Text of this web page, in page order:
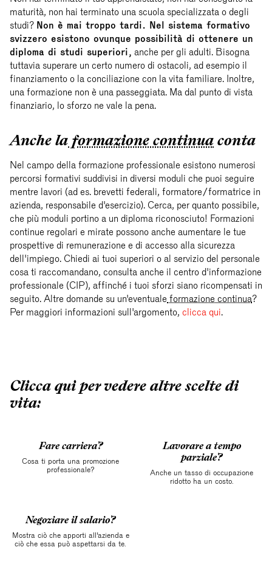
maturità, non hai terminato una scuola specializzata o degli
studi? Non è mai troppo tardi. Nel sistema formativo
svizzero esistono ovunque possibilità di ottenere un
diploma di studi superiori, anche per gli adulti. Bisogna
tuttavia superare un certo numero di ostacoli, ad esempio il
finanziamento o la conciliazione con la vita familiare. Inoltre,
una formazione non è una passeggiata. Ma dal punto di vista
finanziario, lo sforzo ne vale la pena.
Anche la formazione continua conta
Nel campo della formazione professionale esistono numerosi
percorsi formativi suddivisi in diversi moduli che puoi seguire
mentre lavori (ad es. brevetti federali, formatore/formatrice in
azienda, responsabile d'esercizio). Cerca, per quanto possibile,
che più moduli portino a un diploma riconosciuto! Formazioni
continue regolari e mirate possono anche aumentare le tue
prospettive di remunerazione e di accesso alla sicurezza
dell'impiego. Chiedi ai tuoi superiori o al servizio del personale
cosa ti raccomandano, consulta anche il centro d'informazione
professionale (CIP), affinché i tuoi sforzi siano ricompensati in
seguito. Altre domande su un'eventuale formazione continua?
Per maggiori informazioni sull'argomento, clicca qui.
Clicca qui per vedere altre scelte di
vita:
Fare carriera?
Cosa ti porta una promozione
professionale?
Lavorare a tempo
parziale?
Anche un tasso di occupazione
ridotto ha un costo.
Negoziare il salario?
Mostra ciò che apporti all'azienda e
ciò che essa può aspettarsi da te.